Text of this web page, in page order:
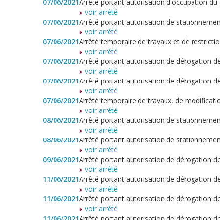
07/06/2021 Arrêté portant autorisation d'occupation du
voir arrêté
07/06/2021Arrêté portant autorisation de
voir arrêté
07/06/2021Arrêté temporaire de travaux et de
voir arrêté
07/06/2021Arrêté portant autorisation de dérogation
voir arrêté
07/06/2021Arrêté portant autorisation de dérogation
voir arrêté
07/06/2021Arrêté temporaire de travaux, de
voir arrêté
08/06/2021Arrêté portant autorisation de
voir arrêté
08/06/2021Arrêté portant autorisation de
voir arrêté
09/06/2021Arrêté portant autorisation de dérogation
voir arrêté
11/06/2021Arrêté portant autorisation de dérogation
voir arrêté
11/06/2021Arrêté portant autorisation de dérogation
voir arrêté